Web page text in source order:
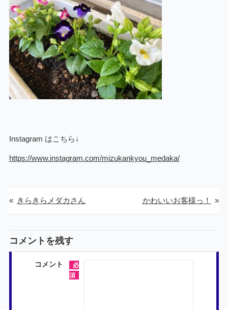
Instagram はこちら↓
https://www.instagram.com/mizukankyou_medaka/
« きらきらメダカさん »
かわいいお客様っ！
コメントを残す
コメント